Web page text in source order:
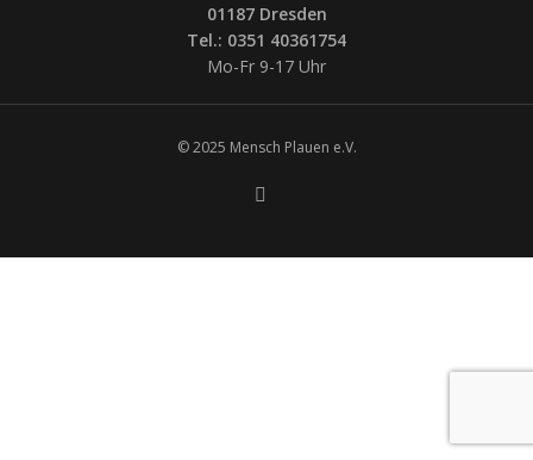
01187 Dresden
Tel.: 0351 40361754
Mo-Fr 9-17 Uhr
© 2025 Mensch Plauen e.V.